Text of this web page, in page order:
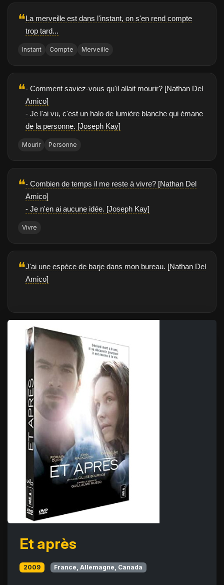
❝La merveille est dans l'instant, on s'en rend compte
trop tard...
Instant Compte Merveille
❝- Comment saviez-vous qu'il allait mourir? [Nathan Del
Amico]
- Je l'ai vu, c'est un halo de lumière blanche qui émane
de la personne. [Joseph Kay]
Mourir Personne
❝- Combien de temps il me reste à vivre? [Nathan Del
Amico]
- Je n'en ai aucune idée. [Joseph Kay]
Vivre
❝J'ai une espèce de barje dans mon bureau. [Nathan Del
Amico]
Et après
2009 France, Allemagne, Canada